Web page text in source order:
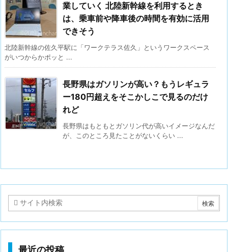
業していく 北陸新幹線を利用するとき
は、乗車前や降車後の時間を有効に活用
できそう
北陸新幹線の佐久平駅に「ワークテラス佐久」というワークスペース
がいつからかポッと ...
長野県はガソリンが高い？もうレギュラ
ー180円超えをそこかしこで見るのだけ
れど
長野県はもともとガソリン代が高いイメージなんだ
が、このところ見たことがないくらい ...